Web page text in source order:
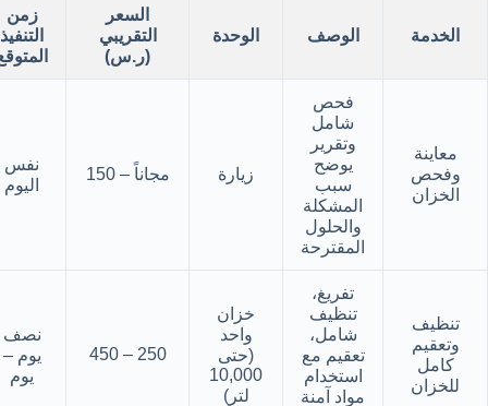
الخدمة الوصف الوحدة
السعر
التقريبي
(ر.س)
زمن
التنفيذ
معاينة
وفحص
الخزان
فحص
شامل
وتقرير
يوضح
سبب
المشكلة
والحلول
المقترحة
زيارة مجاناً – 150
نفس
اليوم
تنظيف
وتعقيم
كامل
للخزان
تفريغ،
تنظيف
شامل،
تعقيم مع
استخدام
مواد آمنة
خزان
واحد
(حتى
10,000
لتر)
250 – 450
نصف
يوم –
يوم